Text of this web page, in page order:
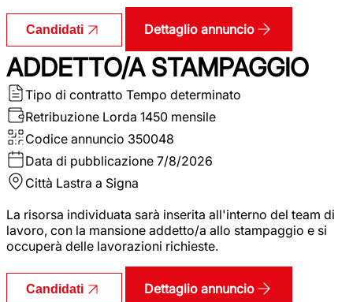
Candidati Dettaglio annuncio
ADDETTO/A STAMPAGGIO
Tipo di contratto Tempo determinato
Retribuzione Lorda 1450 mensile
Codice annuncio 350048
Data di pubblicazione 7/8/2026
Città Lastra a Signa
La risorsa individuata sarà inserita all'interno del team di
lavoro, con la mansione addetto/a allo stampaggio e si
occuperà delle lavorazioni richieste.
Candidati Dettaglio annuncio